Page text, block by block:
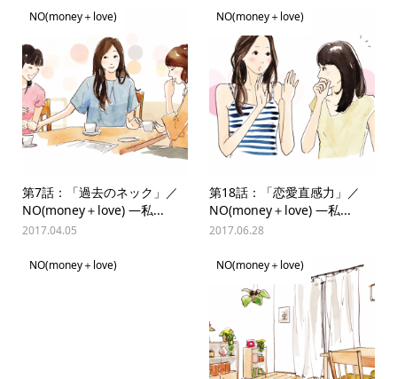
NO(money＋love)
第7話：「過去のネック」／
NO(money＋love) —私...
2017.04.05
NO(money＋love)
第18話：「恋愛直感力」／
NO(money＋love) —私...
2017.06.28
NO(money＋love) NO(money＋love)